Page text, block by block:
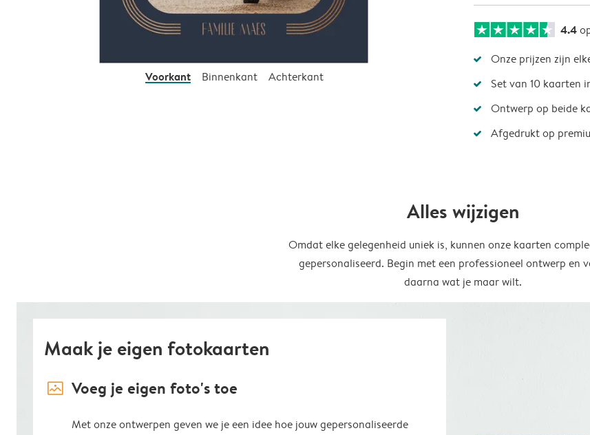
Voorkant Binnenkant Achterkant
4.4
Onze prijzen zijn
Set van 10 kaarten
Ontwerp op beide
Afgedrukt op
Alles wijzigen
Omdat elke gelegenheid uniek is, kunnen onze kaarten
gepersonaliseerd. Begin met een professioneel ontwerp en
daarna wat je maar wilt.
Maak je eigen fotokaarten
image_placeholder Voeg je eigen foto's toe
Met onze ontwerpen geven we je een idee hoe jouw gepersonaliseerde